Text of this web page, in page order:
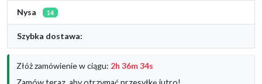
Nysa 14
Szybka dostawa:
Złóż zamówienie w ciągu: 2h 36m 34s